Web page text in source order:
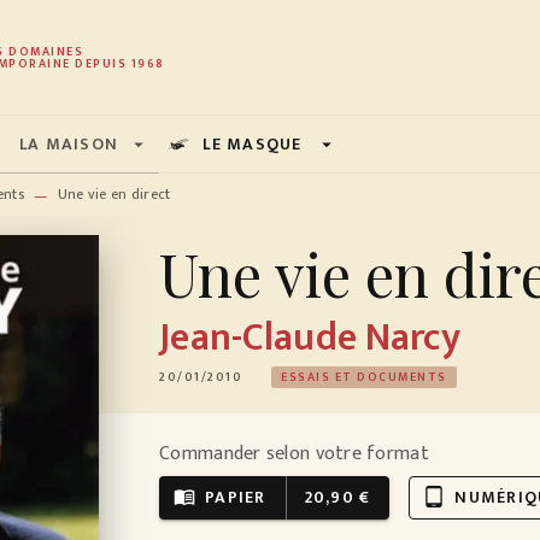
PIED DE PAGE
DOMAINES
DEPUIS 1968
LA MAISON arrow_drop_down LE MASQUE arrow_drop_down
— Une vie en direct
Une vie en
Jean-Claude Narcy
20/01/2010 ESSAIS ET DOCUMENTS
Commander selon votre format
menu_book PAPIER 20,90 € tablet_android